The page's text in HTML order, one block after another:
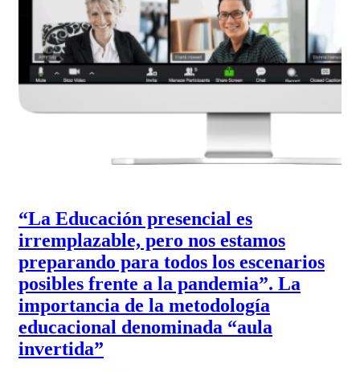
“La Educación presencial es
irremplazable, pero nos estamos
preparando para todos los escenarios
posibles frente a la pandemia”. La
importancia de la metodología
educacional denominada “aula
invertida”